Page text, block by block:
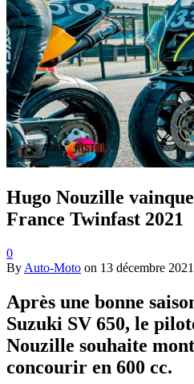
Hugo Nouzille
France Twinfast 2021
0
By Auto-Moto on 13 décembre 2021
Après une bonne
Suzuki SV 650, le
Nouzille souhaite
concourir en 600 cc.